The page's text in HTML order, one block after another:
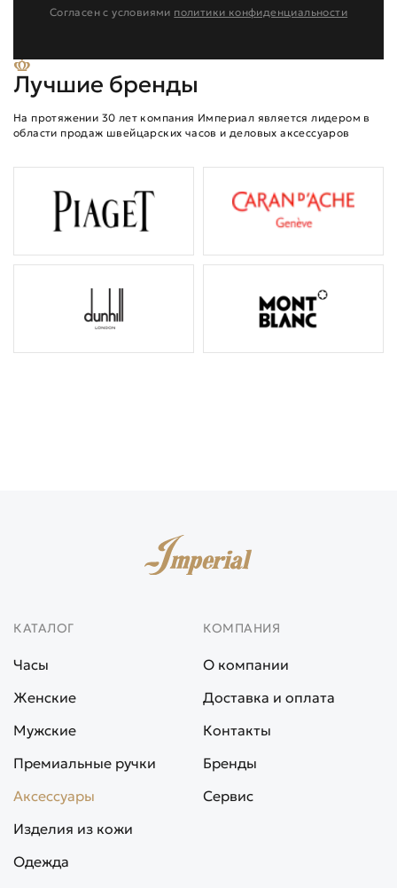
Согласен с условиями политики конфиденциальности
Лучшие бренды
На протяжении 30 лет компания Империал является лидером в
области продаж швейцарских часов и деловых аксессуаров
КАТАЛОГ
Часы
Женские
Мужские
Премиальные ручки
Аксессуары
Изделия из кожи
Одежда
КОМПАНИЯ
О компании
Доставка и оплата
Контакты
Бренды
Сервис